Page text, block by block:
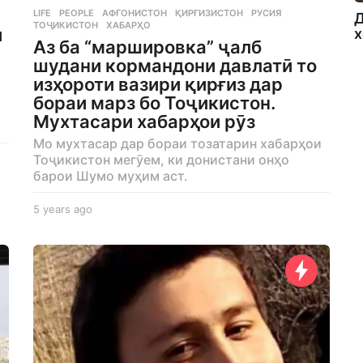
LIFE ,PEOPLE АФҒОНИСТОН ,ҚИРҒИЗИСТОН ,РУСИЯ
ТОҶИКИСТОН
,ХАБАРҲО
Аз ба “маршировка” ҷалб
шудани кормандони давлатӣ то
изҳороти вазири қирғиз дар
бораи марз бо Тоҷикистон.
Мухтасари хабарҳои рӯз
Мо мухтасар дар бораи тозатарин хабарҳои
Тоҷикистон мегӯем, ки донистани онҳо
барои Шумо муҳим аст.
5 years ago
a
r